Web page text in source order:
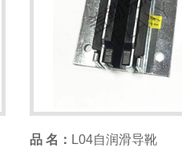
品 名： L04自润滑导靴